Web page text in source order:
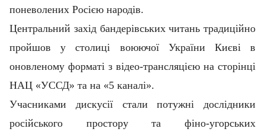
поневолених Росією народів.
Центральний захід бандерівських читань традиційно
пройшов у столиці воюючої України Києві в
оновленому форматі з відео-трансляцією на сторінці
НАЦ «УССД» та на «5 каналі».
Учасниками дискусії стали потужні дослідники
російського простору та фіно-угорських